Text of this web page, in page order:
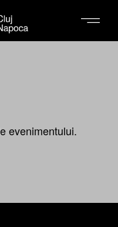
evenimentului.